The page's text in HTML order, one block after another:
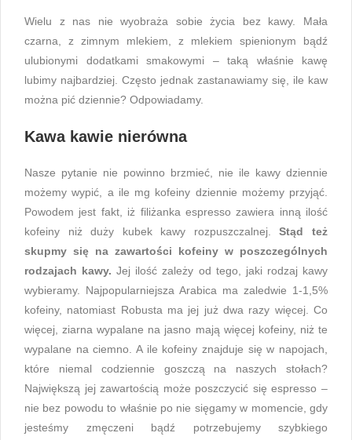
Wielu z nas nie wyobraża sobie życia bez kawy. Mała
czarna, z zimnym mlekiem, z mlekiem spienionym bądź
ulubionymi dodatkami smakowymi – taką właśnie kawę
lubimy najbardziej. Często jednak zastanawiamy się, ile kaw
można pić dziennie? Odpowiadamy.
Kawa kawie nierówna
Nasze pytanie nie powinno brzmieć, nie ile kawy dziennie
możemy wypić, a ile mg kofeiny dziennie możemy przyjąć.
Powodem jest fakt, iż filiżanka espresso zawiera inną ilość
kofeiny niż duży kubek kawy rozpuszczalnej.Stąd też
skupmy się na zawartości kofeiny w poszczególnych
rodzajach kawy. Jej ilość zależy od tego, jaki rodzaj kawy
wybieramy. Najpopularniejsza Arabica ma zaledwie 1-1,5%
kofeiny, natomiast Robusta ma jej już dwa razy więcej. Co
więcej, ziarna wypalane na jasno mają więcej kofeiny, niż te
wypalane na ciemno. A ile kofeiny znajduje się w napojach,
które niemal codziennie goszczą na naszych stołach?
Największą jej zawartością może poszczycić się espresso –
nie bez powodu to właśnie po nie sięgamy w momencie, gdy
jesteśmy zmęczeni bądź potrzebujemy szybkiego